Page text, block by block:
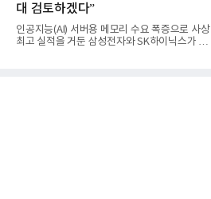
대 검토하겠다”
인공지능(AI) 서버용 메모리 수요 폭증으로 사상
최고 실적을 거둔 삼성전자와 SK하이닉스가 5